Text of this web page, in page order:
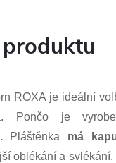
ROXA je ideální
Pončo je
. Pláštěnka má
oblékání a svlékání.